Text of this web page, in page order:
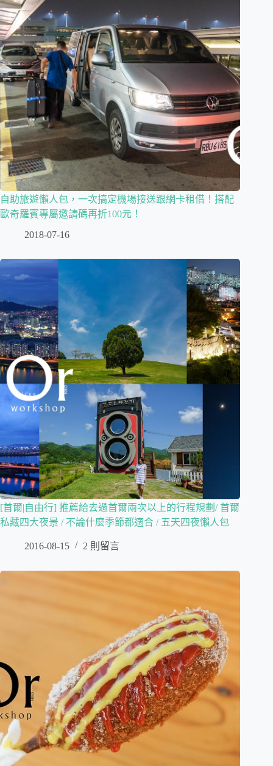
自助旅遊懶人包，一次搞定機場接送跟網卡租借！搭配
歐奇羅賓專屬邀請碼再折100元！
2018-07-16
[首爾|自由行] 推薦給去過首爾兩次以上的行程規劃/ 首爾
私藏四大夜景 / 不論什麼季節都適合 / 五天四夜懶人包
2016-08-15 2 則留言